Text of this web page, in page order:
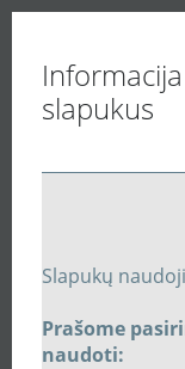
slapukus
Slapukų
Prašome
naudoti:
Vedinu.LT
Buitinis
ir drėgmės jutikliu